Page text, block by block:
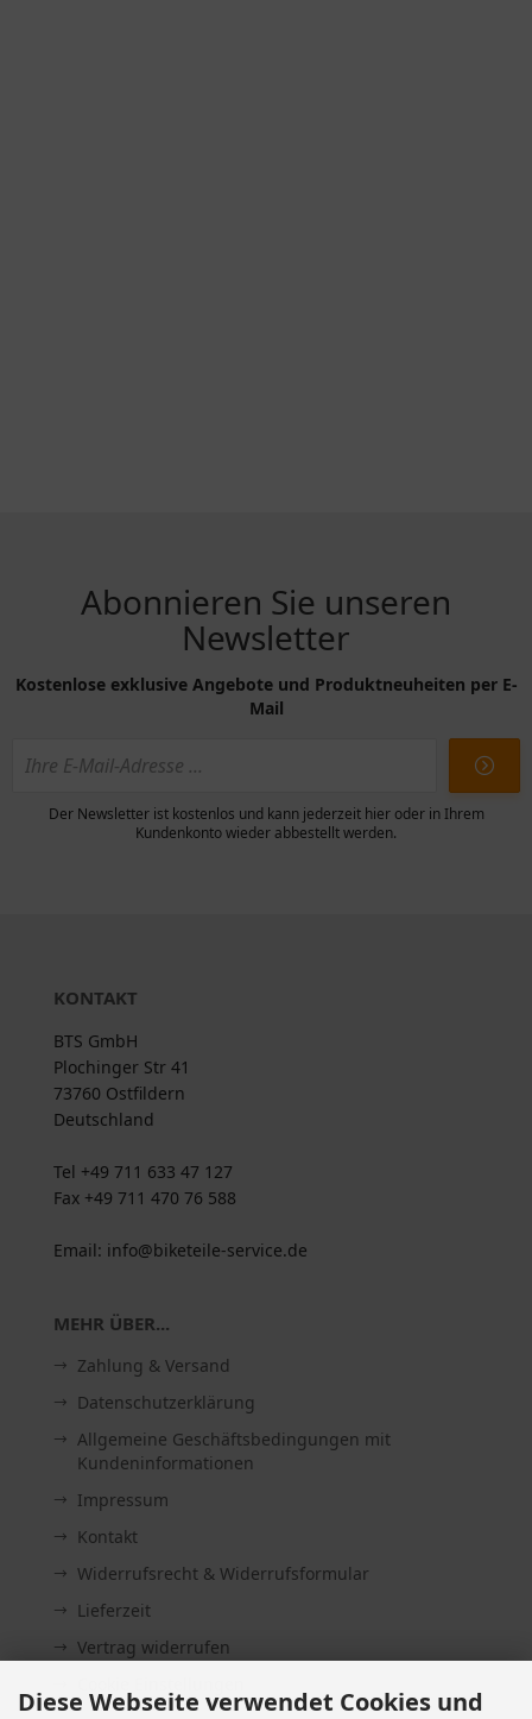
Abonnieren Sie unseren
Newsletter
Kostenlose exklusive Angebote und Produktneuheiten per E-
Mail
Der Newsletter ist kostenlos und kann jederzeit hier oder in Ihrem
Kundenkonto wieder abbestellt werden.
KONTAKT
BTS GmbH
Plochinger Str 41
73760 Ostfildern
Deutschland
Tel +49 711 633 47 127
Fax +49 711 470 76 588
Email: info@biketeile-service.de
MEHR ÜBER...
Zahlung & Versand
Datenschutzerklärung
Allgemeine Geschäftsbedingungen mit
Kundeninformationen
Impressum
Kontakt
Widerrufsrecht & Widerrufsformular
Lieferzeit
Vertrag widerrufen
Diese Webseite verwendet Cookies und